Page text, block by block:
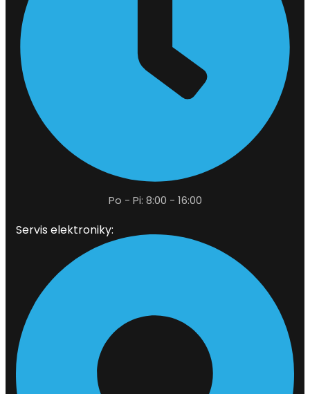
Po - Pi: 8:00 - 16:00
Servis elektroniky: